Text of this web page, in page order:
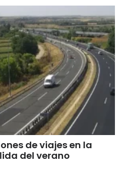
de viajes en la
del verano